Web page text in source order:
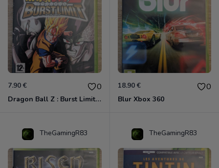
7.90 € 0
Dragon Ball Z : Burst Limit Xbox 360
18.90 € 0
Blur Xbox 360
TheGamingR83 TheGamingR83